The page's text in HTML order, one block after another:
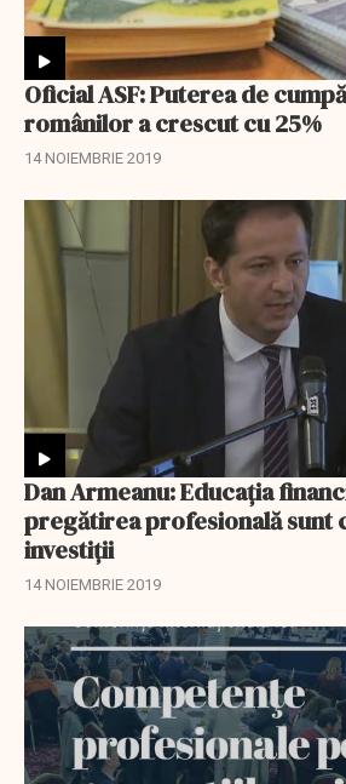
Oficial ASF: Puterea de
românilor a crescut cu 25%
14 NOIEMBRIE 2019
Dan Armeanu: Educația
pregătirea profesională sunt
investiții
14 NOIEMBRIE 2019